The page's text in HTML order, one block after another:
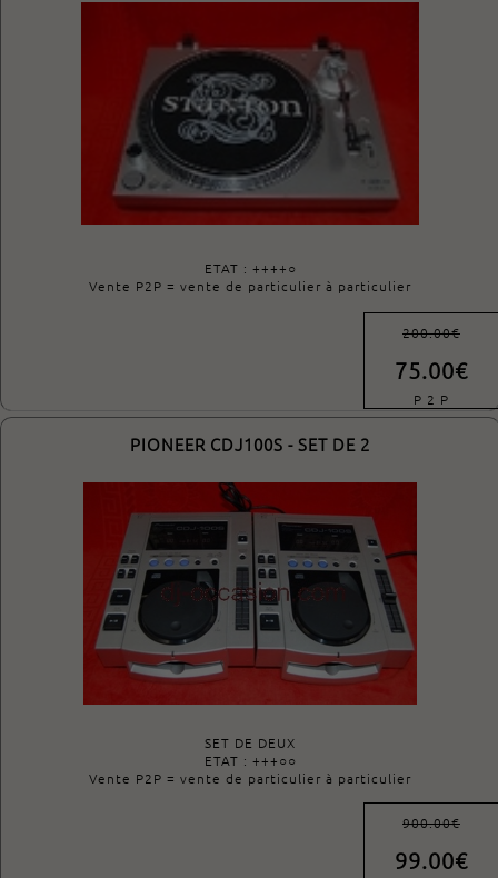
ETAT : ++++○
Vente P2P = vente de particulier à particulier
200.00€
75.00€
P 2 P
PIONEER CDJ100S - SET DE 2
SET DE DEUX
ETAT : +++○○
Vente P2P = vente de particulier à particulier
900.00€
99.00€